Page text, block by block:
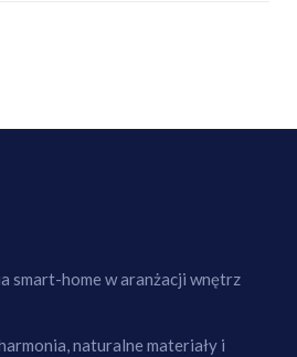
smart-home w aranżacji wnętrz
naturalne materiały i